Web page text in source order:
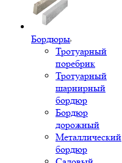
Бордюры
Тротуарный
поребрик
Тротуарный
шарнирный
бордюр
Бордюр
дорожный
Металлический
бордюр